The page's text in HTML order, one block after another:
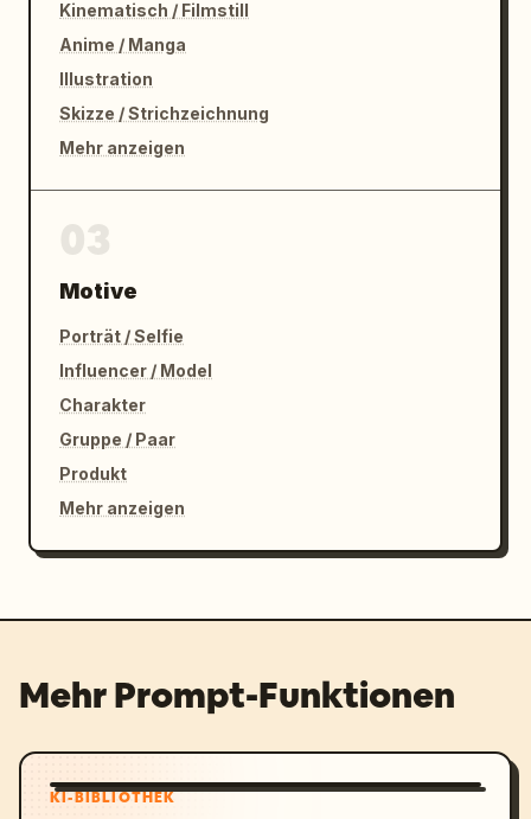
Kinematisch / Filmstill
Anime / Manga
Illustration
Skizze / Strichzeichnung
Mehr anzeigen
Motive
Porträt / Selfie
Influencer / Model
Charakter
Gruppe / Paar
Produkt
Mehr anzeigen
Mehr Prompt-Funktionen
KI-BIBLIOTHEK